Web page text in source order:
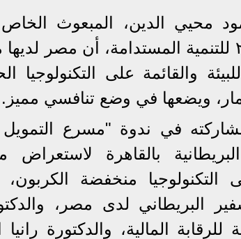
محيي الدين، المبعوث الخاص
لتمويل أجندة ٢٠٣٠ للتنمية المستدامة، أن
والقائمة على التكنولوجيا
ويضعها في وضع تنافسي مميز.
في ندوة "مسرع التمويل
بالقاهرة
التكنولوجيا منخفضة
البريطاني لدى مصر،
للرقابة المالية، والدكتورة